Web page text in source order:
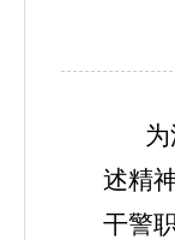
述精
干警